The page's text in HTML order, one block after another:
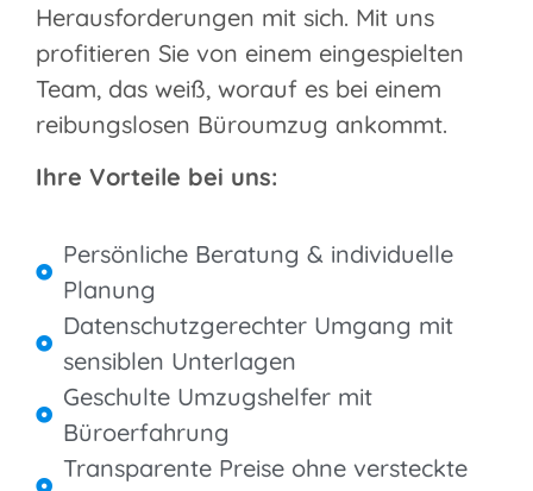
Herausforderungen mit sich. Mit uns
profitieren Sie von einem eingespielten
Team, das weiß, worauf es bei einem
reibungslosen Büroumzug ankommt.
Ihre Vorteile bei uns:
Persönliche Beratung & individuelle
Planung
Datenschutzgerechter Umgang mit
sensiblen Unterlagen
Geschulte Umzugshelfer mit
Büroerfahrung
Transparente Preise ohne versteckte